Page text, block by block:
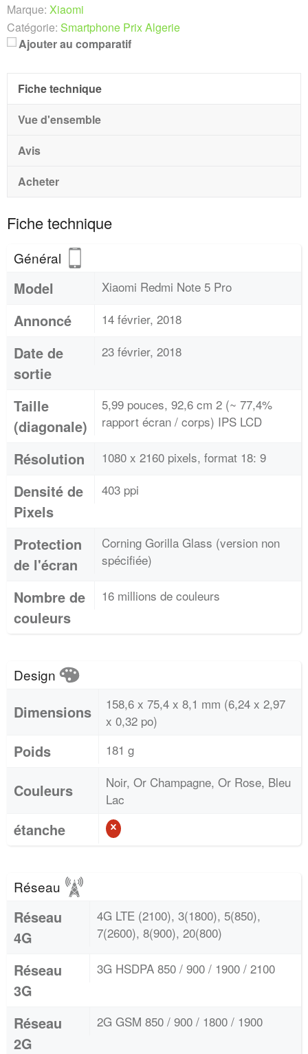
Marque: Xiaomi
Catégorie: Smartphone Prix Algerie
Ajouter au comparatif
Fiche technique
Vue d'ensemble
Avis
Acheter
Fiche technique
Général
Model Xiaomi Redmi Note 5 Pro
Annoncé 14 février, 2018
Date de
sortie
23 février, 2018
Taille
(diagonale)
5,99 pouces, 92,6 cm 2 (~ 77,4%
rapport écran / corps) IPS LCD
Résolution 1080 x 2160 pixels, format 18: 9
Densité de
Pixels
403 ppi
Protection
de l'écran
Corning Gorilla Glass (version non
spécifiée)
Nombre de
couleurs
16 millions de couleurs
Design
Dimensions
158,6 x 75,4 x 8,1 mm (6,24 x 2,97
x 0,32 po)
Poids 181 g
Couleurs
Noir, Or Champagne, Or Rose, Bleu
Lac
étanche
Réseau
Réseau
4G
4G LTE (2100), 3(1800), 5(850),
7(2600), 8(900), 20(800)
Réseau
3G
3G HSDPA 850 / 900 / 1900 / 2100
Réseau
2G
2G GSM 850 / 900 / 1800 / 1900